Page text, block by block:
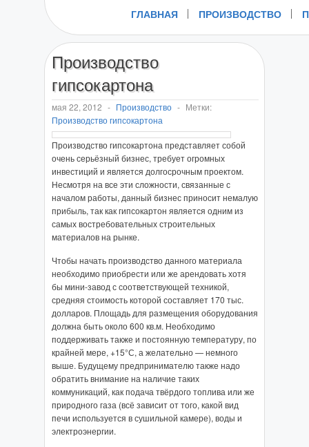
ГЛАВНАЯ ПРОИЗВОДСТВО
Производство
гипсокартона
мая 22, 2012 - Производство - Метки:
Производство гипсокартона
Производство гипсокартона представляет собой
очень серьёзный бизнес, требует огромных
инвестиций и является долгосрочным проектом.
Несмотря на все эти сложности, связанные с
началом работы, данный бизнес приносит немалую
прибыль, так как гипсокартон является одним из
самых востребовательных строительных
материалов на рынке.
Чтобы начать производство данного материала
необходимо приобрести или же арендовать хотя
бы мини-завод с соответствующей техникой,
средняя стоимость которой составляет 170 тыс.
долларов. Площадь для размещения оборудования
должна быть около 600 кв.м. Необходимо
поддерживать также и постоянную температуру, по
крайней мере, +15°С, а желательно — немного
выше. Будущему предпринимателю также надо
обратить внимание на наличие таких
коммуникаций, как подача твёрдого топлива или же
природного газа (всё зависит от того, какой вид
печи используется в сушильной камере), воды и
электроэнергии.